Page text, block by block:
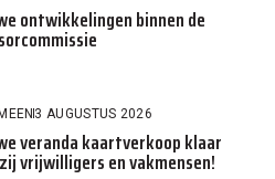
ontwikkelingen binnen de
3 AUGUSTUS 2026
veranda kaartverkoop klaar
vrijwilligers en vakmensen!